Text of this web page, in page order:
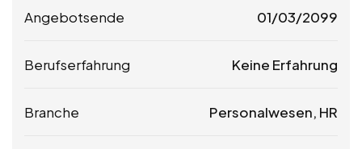
Angebotsende 01/03/2099
Berufserfahrung Keine Erfahrung
Branche Personalwesen, HR